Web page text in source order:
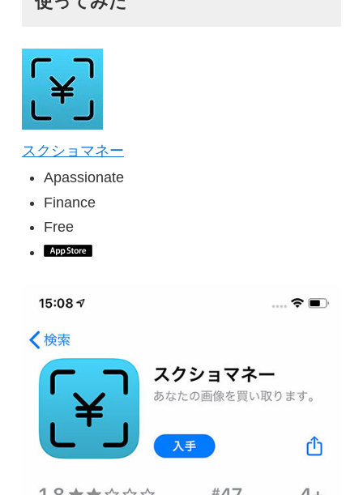
スクショマネー
Apassionate
Finance
Free